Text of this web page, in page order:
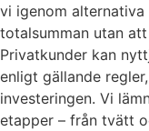
vi igenom
totalsumman utan
Privatkunder kan
enligt gällande
investeringen. Vi
etapper – från tvätt